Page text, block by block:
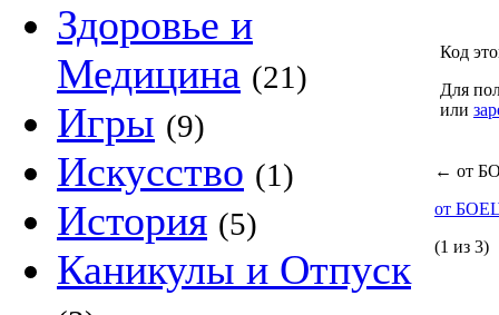
Здоровье и
Медицина (21)
Игры (9)
Искусство (1)
История (5)
Каникулы и Отпуск
Код
Для
или
← от
от
(1 из 3)